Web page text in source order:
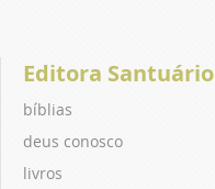
Editora Santuário
bíblias
deus conosco
livros